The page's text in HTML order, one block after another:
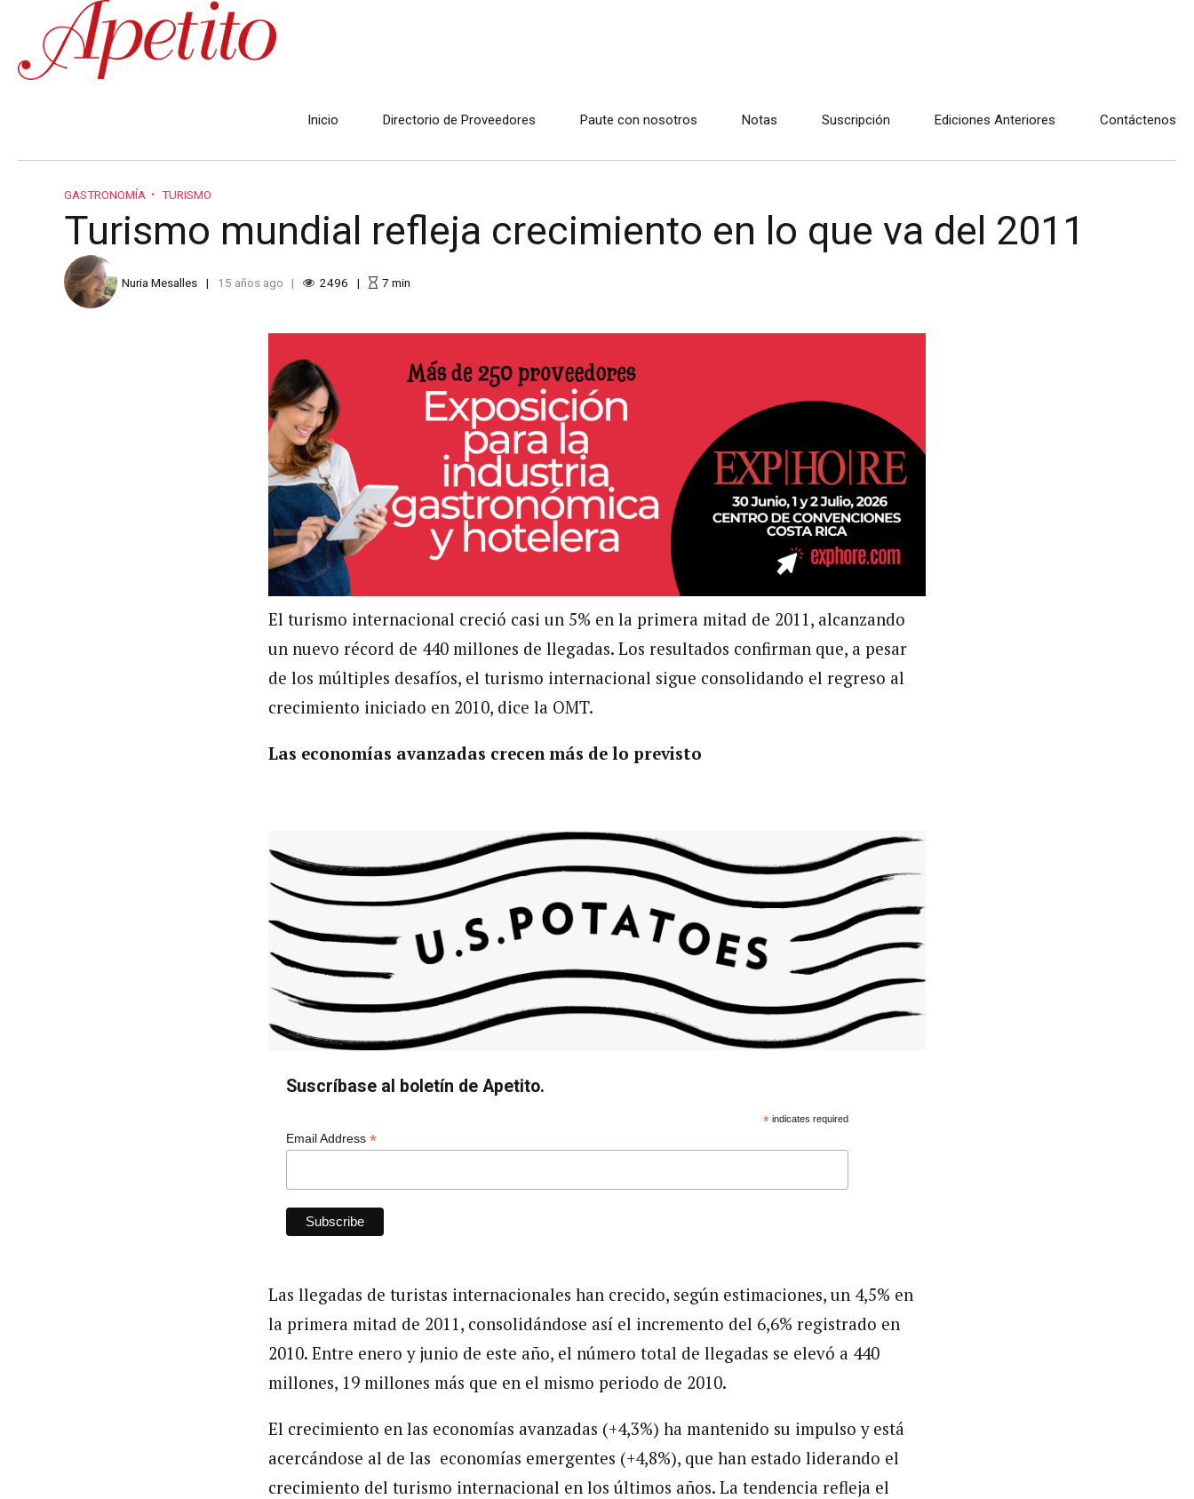
Inicio Directorio de Proveedores Paute con nosotros Notas Suscripción Ediciones Anteriores Contáctenos
GASTRONOMÍA TURISMO
Turismo mundial refleja crecimiento en lo que va del 2011
Nuria Mesalles 15 años ago 2496 7 min
El turismo internacional creció casi un 5% en la primera mitad de 2011, alcanzando
un nuevo récord de 440 millones de llegadas. Los resultados confirman que, a pesar
de los múltiples desafíos, el turismo internacional sigue consolidando el regreso al
crecimiento iniciado en 2010, dice la OMT.
Las economías avanzadas crecen más de lo previsto
Suscríbase al boletín de Apetito.
*indicates required
Email Address *
Las llegadas de turistas internacionales han crecido, según estimaciones, un 4,5% en
la primera mitad de 2011, consolidándose así el incremento del 6,6% registrado en
2010. Entre enero y junio de este año, el número total de llegadas se elevó a 440
millones, 19 millones más que en el mismo periodo de 2010.
El crecimiento en las economías avanzadas (+4,3%) ha mantenido su impulso y está
acercándose al de las economías emergentes (+4,8%), que han estado liderando el
crecimiento del turismo internacional en los últimos años. La tendencia refleja el